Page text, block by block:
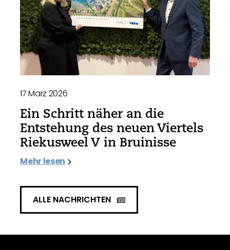
17 März 2026
Ein Schritt näher an die
Entstehung des neuen Viertels
Riekusweel V in Bruinisse
Mehr lesen
ALLE NACHRICHTEN